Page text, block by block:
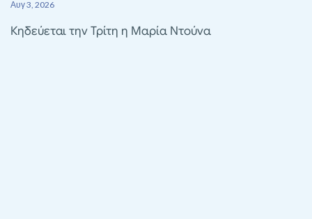
Αυγ 3, 2026
Κηδεύεται την Τρίτη η Μαρία Ντούνα